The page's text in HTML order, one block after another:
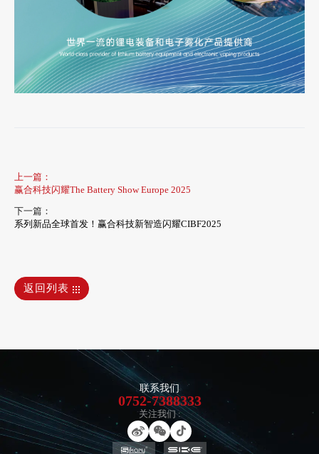
上一篇：
赢合科技闪耀The Battery Show Europe 2025
下一篇：
系列新品全球首发！赢合科技新智造闪耀CIBF2025
返回列表
联系我们
0752-7388333
关注我们 :